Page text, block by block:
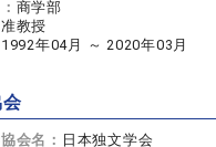
商学部
准教授
1992年04月 ～ 2020年03月
会名： 日本独文学会